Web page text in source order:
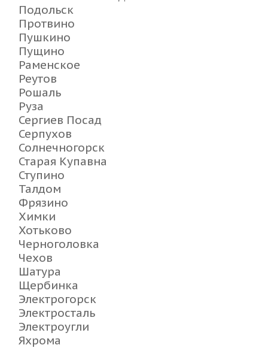
Подольск
Протвино
Пушкино
Пущино
Раменское
Реутов
Рошаль
Руза
Сергиев Посад
Серпухов
Солнечногорск
Старая Купавна
Ступино
Талдом
Фрязино
Химки
Хотьково
Черноголовка
Чехов
Шатура
Щербинка
Электрогорск
Электросталь
Электроугли
Яхрома